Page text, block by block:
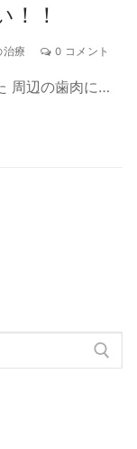
！！
治療 0 コメント
周辺の歯肉に…